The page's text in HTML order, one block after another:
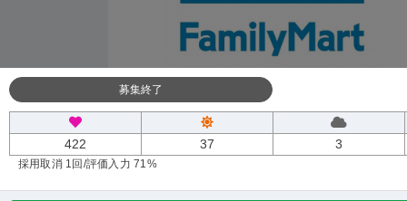
募集終了
422 37 3
採用取消 1回 /評価入力 71%